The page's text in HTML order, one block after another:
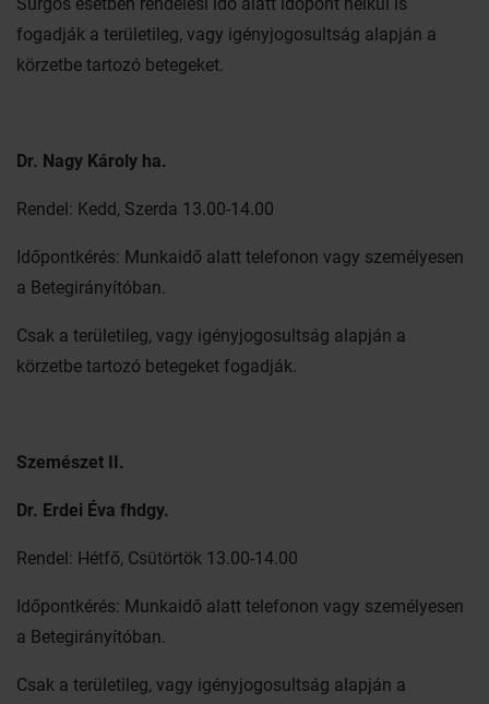
fogadják a területileg, vagy igényjogosultság alapján a
körzetbe tartozó betegeket.
Dr. Nagy Károly ha.
Rendel: Kedd, Szerda 13.00-14.00
Időpontkérés: Munkaidő alatt telefonon vagy személyesen
a Betegirányítóban.
Csak a területileg, vagy igényjogosultság alapján a
körzetbe tartozó betegeket fogadják.
Szemészet II.
Dr. Erdei Éva fhdgy.
Rendel: Hétfő, Csütörtök 13.00-14.00
Időpontkérés: Munkaidő alatt telefonon vagy személyesen
a Betegirányítóban.
Csak a területileg, vagy igényjogosultság alapján a